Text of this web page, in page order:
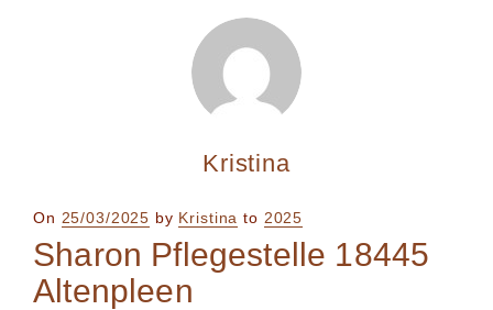
Kristina
On Posted
on
25/03/2025 by Kristina to 2025
Sharon Pflegestelle 18445
Altenpleen